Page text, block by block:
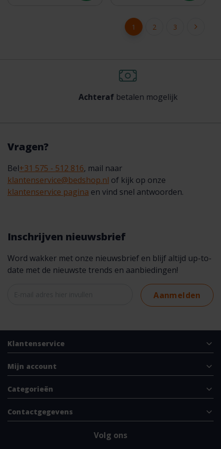
1 2 3
Achterafbetalen mogelijk
Vragen?
Bel+31 575 - 512 816, mail naar
klantenservice@bedshop.nl of kijk op onze
klantenservice pagina en vind snel antwoorden.
Inschrijven nieuwsbrief
Word wakker met onze nieuwsbrief en blijf altijd up-to-
date met de nieuwste trends en aanbiedingen!
Aanmelden
Klantenservice
Mijn account
Categorieën
Contactgegevens
Volg ons